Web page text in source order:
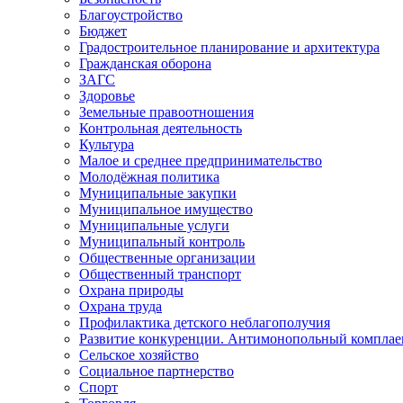
Благоустройство
Бюджет
Градостроительное планирование и архитектура
Гражданская оборона
ЗАГС
Здоровье
Земельные правоотношения
Контрольная деятельность
Культура
Малое и среднее предпринимательство
Молодёжная политика
Муниципальные закупки
Муниципальное имущество
Муниципальные услуги
Муниципальный контроль
Общественные организации
Общественный транспорт
Охрана природы
Охрана труда
Профилактика детского неблагополучия
Развитие конкуренции. Антимонопольный
Сельское хозяйство
Социальное партнерство
Спорт